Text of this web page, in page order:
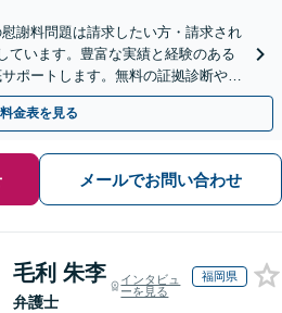
謝料問題は請求したい方・請求され
ています。豊富な実績と経験のある
ポートします。無料の証拠診断や着
心してご相談ください。
料金表を見る
メールでお問い合わせ
毛利 朱李
弁護士
インタビュ
ーを見る
福岡県